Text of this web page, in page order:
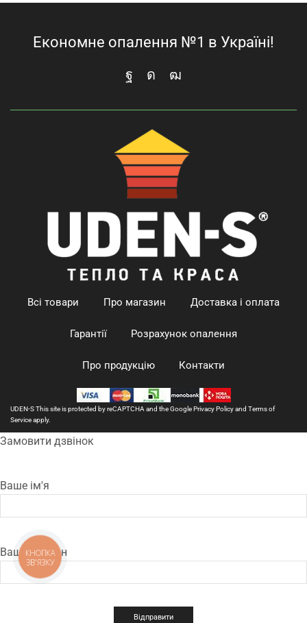
Економне опалення №1 в Україні!
Всі товари Про магазин Доставка і оплата
Гарантії Розрахунок опалення
Про продукцію Контакти
UDEN-S This site is protected by reCAPTCHA and the GooglePrivacy Policyand Terms of
Serviceapply.
Замовити дзвінок
Ваше ім'я
Ваш телефон
КНОПКА
ЗВ'ЯЗКУ